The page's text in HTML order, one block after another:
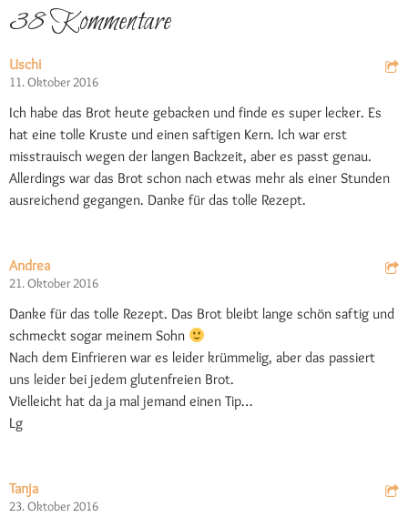
38 Kommentare
Uschi
11. Oktober 2016
Ich habe das Brot heute gebacken und finde es super lecker. Es
hat eine tolle Kruste und einen saftigen Kern. Ich war erst
misstrauisch wegen der langen Backzeit, aber es passt genau.
Allerdings war das Brot schon nach etwas mehr als einer Stunden
ausreichend gegangen. Danke für das tolle Rezept.
Andrea
21. Oktober 2016
Danke für das tolle Rezept. Das Brot bleibt lange schön saftig und
schmeckt sogar meinem Sohn
Nach dem Einfrieren war es leider krümmelig, aber das passiert
uns leider bei jedem glutenfreien Brot.
Vielleicht hat da ja mal jemand einen Tip…
Lg
Tanja
23. Oktober 2016